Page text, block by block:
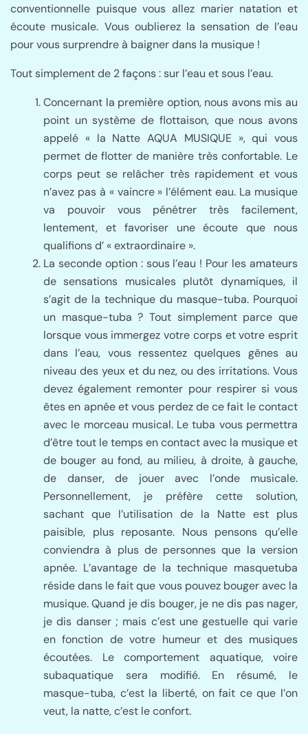
conventionnelle puisque vous allez marier natation et
écoute musicale. Vous oublierez la sensation de l’eau
pour vous surprendre à baigner dans la musique !
Tout simplement de 2 façons : sur l’eau et sous l’eau.
Concernant la première option, nous avons mis au
point un système de flottaison, que nous avons
appelé « la Natte AQUA MUSIQUE », qui vous
permet de flotter de manière très confortable. Le
corps peut se relâcher très rapidement et vous
n’avez pas à « vaincre » l’élément eau. La musique
va pouvoir vous pénétrer très facilement,
lentement, et favoriser une écoute que nous
qualifions d’ « extraordinaire ».
La seconde option : sous l’eau ! Pour les amateurs
de sensations musicales plutôt dynamiques, il
s’agit de la technique du masque-tuba. Pourquoi
un masque-tuba ? Tout simplement parce que
lorsque vous immergez votre corps et votre esprit
dans l’eau, vous ressentez quelques gênes au
niveau des yeux et du nez, ou des irritations. Vous
devez également remonter pour respirer si vous
êtes en apnée et vous perdez de ce fait le contact
avec le morceau musical. Le tuba vous permettra
d’être tout le temps en contact avec la musique et
de bouger au fond, au milieu, à droite, à gauche,
de danser, de jouer avec l’onde musicale.
Personnellement, je préfère cette solution,
sachant que l’utilisation de la Natte est plus
paisible, plus reposante. Nous pensons qu’elle
conviendra à plus de personnes que la version
apnée. L’avantage de la technique masquetuba
réside dans le fait que vous pouvez bouger avec la
musique. Quand je dis bouger, je ne dis pas nager,
je dis danser ; mais c’est une gestuelle qui varie
en fonction de votre humeur et des musiques
écoutées. Le comportement aquatique, voire
subaquatique sera modifié. En résumé, le
masque-tuba, c’est la liberté, on fait ce que l’on
veut, la natte, c’est le confort.